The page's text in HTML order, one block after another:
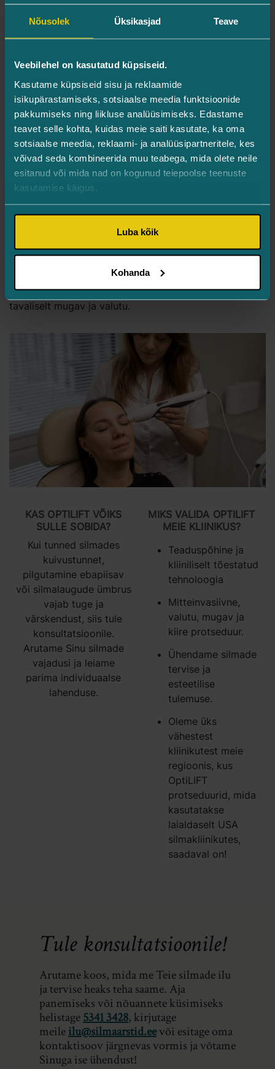
Nõusolek Üksikasjad Teave
Veebilehel on kasutatud küpsiseid.
Kasutame küpsiseid sisu ja reklaamide
isikupärastamiseks, sotsiaalse meedia funktsioonide
pakkumiseks ning liikluse analüüsimiseks. Edastame
teavet selle kohta, kuidas meie saiti kasutate, ka oma
sotsiaalse meedia, reklaami- ja analüüsipartneritele, kes
võivad seda kombineerida muu teabega, mida olete neile
esitanud või mida nad on kogunud teiepoolse teenuste
kasutamise käigus.
Luba kõik
Kohanda
Protseduurist
Kestus:ca 14–20 minutit ühe seansi kohta.
nädalas.
puudub — igapäevased tegevused
võivad jätkuda kohe pärast protseduuri.
Kas protseduur on valus?Enamik patsiente tunneb
vaid kerget surinat või lihaste aktiveerumist, mis on
tavaliselt mugav ja valutu.
KAS OPTILIFT VÕIKS
SULLE SOBIDA?
Kui tunned silmades
kuivustunnet,
pilgutamine ebapiisav
või silmalaugude ümbrus
vajab tuge ja
värskendust, siis tule
konsultatsioonile.
Arutame Sinu silmade
vajadusi ja leiame
parima individuaalse
lahenduse.
MIKS VALIDA OPTILIFT
MEIE KLIINIKUS?
Teaduspõhine ja
kliiniliselt tõestatud
tehnoloogia
Mitteinvasiivne,
valutu, mugav ja
kiire protseduur.
Ühendame silmade
tervise ja
esteetilise
tulemuse.
Oleme üks
vähestest
kliinikutest meie
regioonis, kus
OptiLIFT
protseduurid, mida
kasutatakse
laialdaselt USA
silmakliinikutes,
saadaval on!
Tule konsultatsioonile!
Arutame koos, mida me Teie silmade ilu
ja tervise heaks teha saame. Aja
panemiseks või nõuannete küsimiseks
helistage5341 3428, kirjutage
meileilu@silmaarstid.eevõi esitage oma
kontaktisoov järgnevas vormis ja võtame
Sinuga ise ühendust!